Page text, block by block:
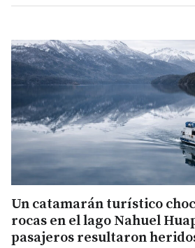
Un catamarán turístico
rocas en el lago Nahuel
pasajeros resultaron